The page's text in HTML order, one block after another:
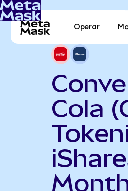
Operar
Cola